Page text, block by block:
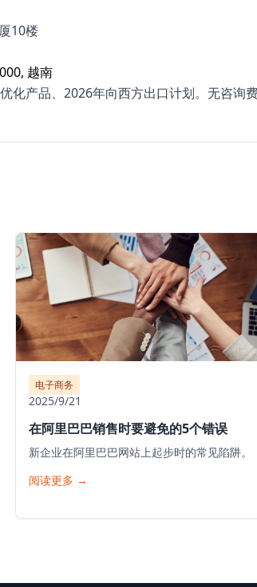
10楼
越南
化产品、2026年向西方出口计划。无咨询
电子商务
2025/9/21
在阿里巴巴销售时要避免的5个错误
新企业在阿里巴巴网站上起步时的常见陷阱。
阅读更多 →